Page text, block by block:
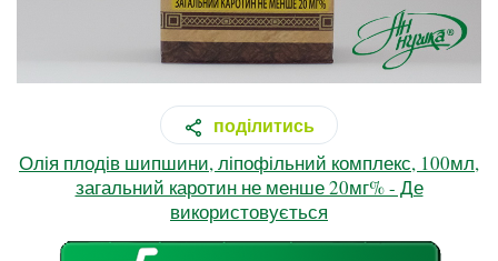
поділитись
Олія плодів шипшини, ліпофільний комплекс, 100мл,
загальний каротин не менше 20мг% - Де
використовується